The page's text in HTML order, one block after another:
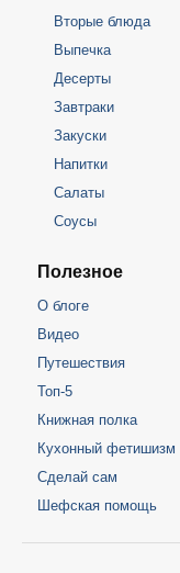
Вторые блюда
Выпечка
Десерты
Завтраки
Закуски
Напитки
Салаты
Соусы
Полезное
О блоге
Видео
Путешествия
Топ-5
Книжная полка
Кухонный фетишизм
Сделай сам
Шефская помощь